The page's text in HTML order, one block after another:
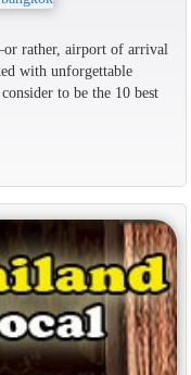
rather, airport of arrival
with unforgettable
to be the 10 best